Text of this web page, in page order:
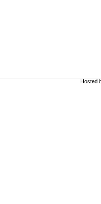
Hosted